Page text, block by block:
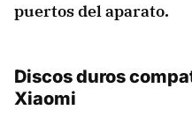
puertos del aparato.
Discos duros
Xiaomi